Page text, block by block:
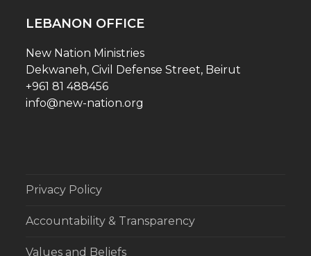
LEBANON OFFICE
New Nation Ministries
Dekwaneh, Civil Defense Street, Beirut
+961 81 488456
info@new-nation.org
Privacy Policy
Accountability & Transparency
Values and Beliefs